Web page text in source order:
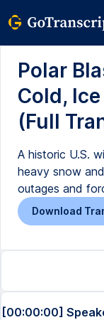
Polar
Cold,
(Full
A historic U.S.
heavy snow
outages and
Download
[00:00:00]